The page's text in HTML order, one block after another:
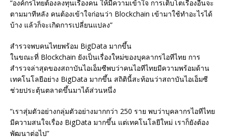
“องค์กรไทยต้องลงทุนเรื่องคน ให้มีความเข้าใจ การเติบโตเรื่องอื่นจะ
ตามมาทีหลัง คนต้องเข้าใจก่อนว่า Blockchain เข้ามาใช้ทำอะไรได้
บ้าง แล้วก็จะเกิดการเปลี่ยนแปลง”
สำรวจพบคนไทยพร้อม BigData มากขึ้น
ในขณะที่ Blockchain ยังเป็นเรื่องใหม่ของบุคลากรไอทีไทย การ
สำรวจล่าสุดของสถาบันไอเอ็มซีพบว่าคนไอทีไทยมีความพร้อมด้าน
เทคโนโลยีอย่าง BigData มากขึ้น สถิตินี้สะท้อนว่าสถาบันไอเอ็มซี
ช่วยประตุ้นตลาดขึ้นมาได้ส่วนหนึ่ง
“เราสุ่มตัวอย่างกลุ่มตัวอย่างมากกว่า 250 ราย พบว่าบุคลากรไอทีไทย
มีความสนใจเรื่อง BigData มากขึ้น แต่เทคโนโลยีใหม่ เราก็ยังต้อง
พัฒนาต่อไป”